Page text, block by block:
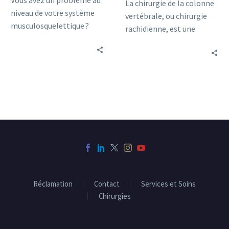
niveau de votre système
musculosquelettique ?
La chirurgie de la colonne
vertébrale, ou chirurgie
rachidienne, est une
Réclamation Contact
Services et Soins
Chirurgies